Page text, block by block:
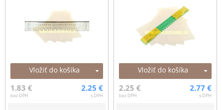
Vložiť do košíka
1.83 €
bez DPH
2.25 €
s DPH
Vložiť do košíka
2.25 €
bez DPH
2.77 €
s DPH